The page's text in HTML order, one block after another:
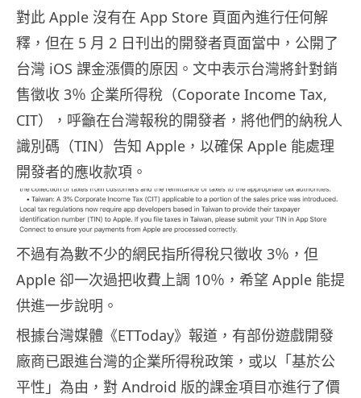
對此 Apple 沒有在 App Store 頁面內進行任何解
釋，但在 5 月 2 日刊出的開發者頁面當中，公開了
台灣 iOS 課金漲價的原因。文中表示台灣將針對銷
售徵收 3％ 企業所得稅（Coporate Income Tax,
CIT），呼籲在台灣報稅的開發者，將他們的納稅人
識別碼（TIN）告知 Apple，以確保 Apple 能處理
開發者的應收款項。
不過有為數不少的網民指所得稅只徵收 3％，但
Apple 卻一次過把收費上調 10％，希望 Apple 能提
供進一步說明。
根據台灣媒體《ETToday》報道，有部份遊戲開發
廠商已跟進台灣的企業所得稅政策，或以「基於公
平性」為由，對 Android 版的課金項目亦進行了價